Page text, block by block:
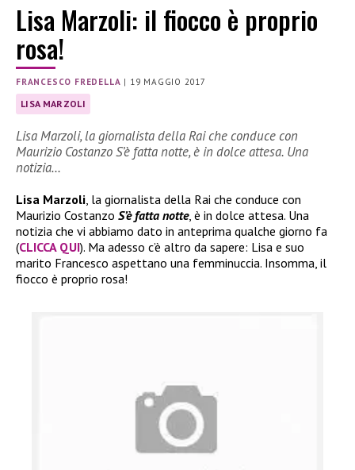
Lisa Marzoli: il fiocco è proprio
rosa!
FRANCESCO FREDELLA | 19 MAGGIO 2017
LISA MARZOLI
Lisa Marzoli, la giornalista della Rai che conduce con
Maurizio Costanzo S’è fatta notte, è in dolce attesa. Una
notizia…
Lisa Marzoli, la giornalista della Rai che conduce con
Maurizio Costanzo S’è fatta notte, è in dolce attesa. Una
notizia che vi abbiamo dato in anteprima qualche giorno fa
(CLICCA QUI). Ma adesso c’è altro da sapere: Lisa e suo
marito Francesco aspettano una femminuccia. Insomma, il
fiocco è proprio rosa!